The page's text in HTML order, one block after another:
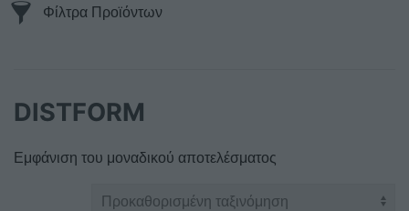
Φίλτρα Προϊόντων
DISTFORM
Εμφάνιση του μοναδικού αποτελέσματος